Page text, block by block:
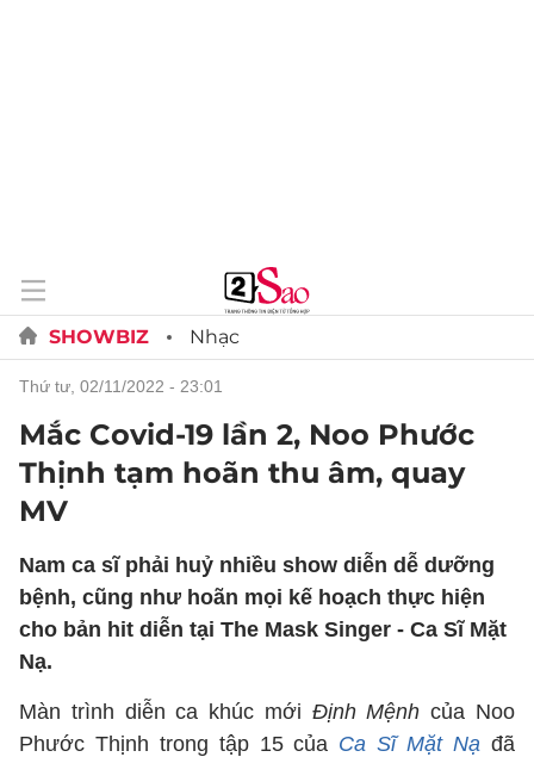
SHOWBIZ Nhạc
thứ tư, 02/11/2022 - 23:01
Mắc Covid-19 lần 2, Noo Phước
Thịnh tạm hoãn thu âm, quay
MV
Nam ca sĩ phải huỷ nhiều show diễn dễ dưỡng
bệnh, cũng như hoãn mọi kế hoạch thực hiện
cho bản hit diễn tại The Mask Singer - Ca Sĩ Mặt
Nạ.
Màn trình diễn ca khúc mới Định Mệnh của Noo
Phước Thịnh trong tập 15 của Ca Sĩ Mặt Nạ đã